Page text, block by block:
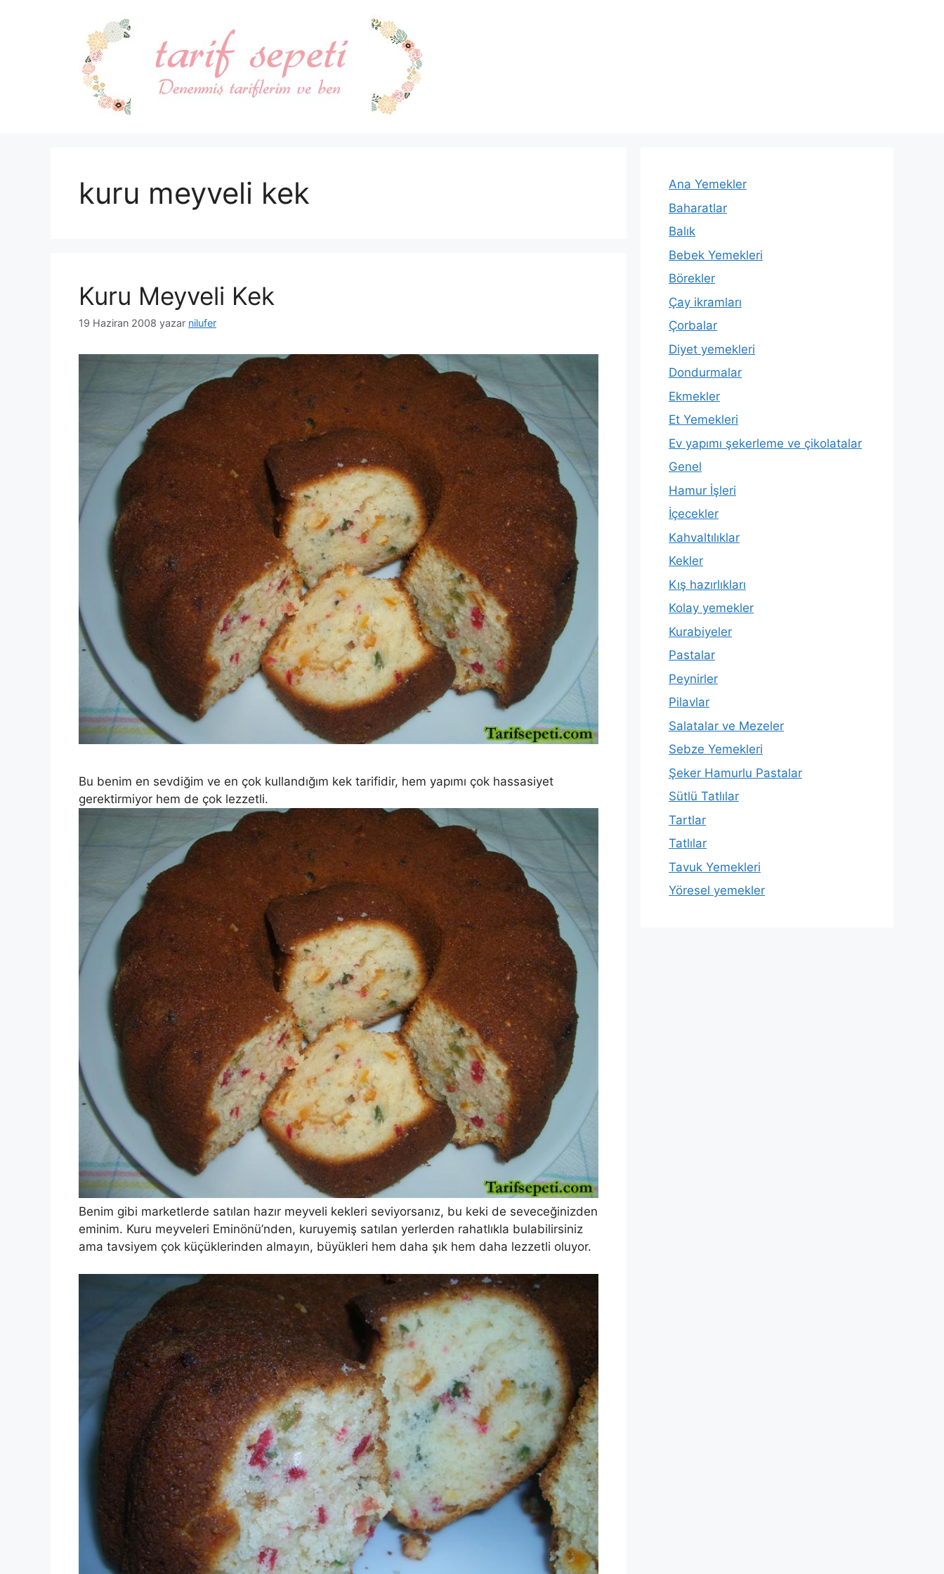
kuru meyveli kek
Kuru Meyveli Kek
19 Haziran 2008 yazar nilufer
Bu benim en sevdiğim ve en çok kullandığım kek tarifidir, hem yapımı çok hassasiyet
gerektirmiyor hem de çok lezzetli.
Benim gibi marketlerde satılan hazır meyveli kekleri seviyorsanız, bu keki de seveceğinizden
eminim. Kuru meyveleri Eminönü’nden, kuruyemiş satılan yerlerden rahatlıkla bulabilirsiniz
ama tavsiyem çok küçüklerinden almayın, büyükleri hem daha şık hem daha lezzetli oluyor.
Ana Yemekler
Baharatlar
Balık
Bebek Yemekleri
Börekler
Çay ikramları
Çorbalar
Diyet yemekleri
Dondurmalar
Ekmekler
Et Yemekleri
Ev yapımı şekerleme ve çikolatalar
Genel
Hamur İşleri
İçecekler
Kahvaltılıklar
Kekler
Kış hazırlıkları
Kolay yemekler
Kurabiyeler
Pastalar
Peynirler
Pilavlar
Salatalar ve Mezeler
Sebze Yemekleri
Şeker Hamurlu Pastalar
Sütlü Tatlılar
Tartlar
Tatlılar
Tavuk Yemekleri
Yöresel yemekler